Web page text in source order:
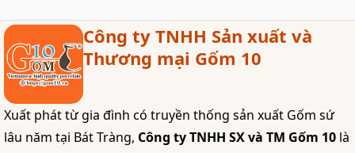
Công ty TNHH Sản xuất và
Thương mại Gốm 10
Xuất phát từ gia đình có truyền thống sản xuất Gốm sứ
lâu năm tại Bát Tràng, Công ty TNHH SX và TM Gốm 10 là